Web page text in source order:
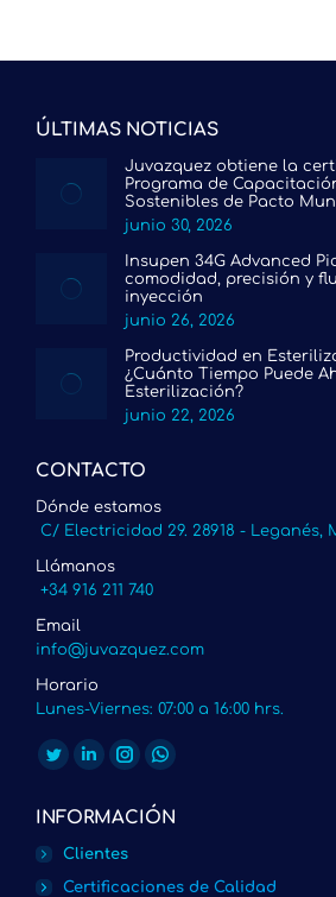
ÚLTIMAS NOTICIAS
Juvazquez obtiene la
Programa de
Sostenibles de Pacto
junio 30, 2026
Insupen 34G Advanced
comodidad, precisión y
inyección
junio 26, 2026
Productividad en
¿Cuánto Tiempo Puede
Esterilización?
junio 22, 2026
CONTACTO
Dónde estamos
C/ Electricidad 29. 28918 - Leganés,
Llámanos
+34 916 211 740
Email
info@juvazquez.com
Horario
Lunes-Viernes: 07:00 a 16:00 hrs.
Encuéntranos en:
Twitter
opens
in
new
Linkedin
opens
in
new
Instagram
opens
in
new
Whatsapp
new
INFORMACIÓN
Clientes
Certificaciones de Calidad